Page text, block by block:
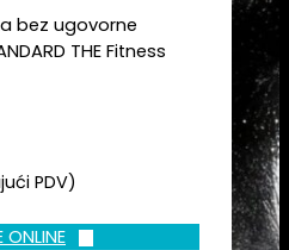
bez ugovorne
THE Fitness
PDV)
ONLINE